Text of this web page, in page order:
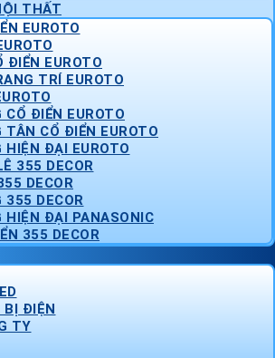
THẤT
EUROTO
ĐIỂN EUROTO
TRÍ EUROTO
ĐIỂN EUROTO
CỔ ĐIỂN EUROTO
ĐẠI EUROTO
355 DECOR
DECOR
355 DECOR
HIỆN ĐẠI PANASONIC
355 DECOR
BỊ ĐIỆN
TY